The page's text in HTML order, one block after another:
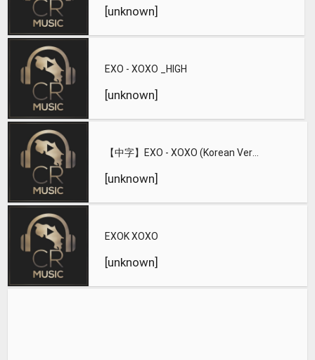
[unknown]
EXO - XOXO _HIGH
[unknown]
[unknown]
EXOK XOXO
[unknown]